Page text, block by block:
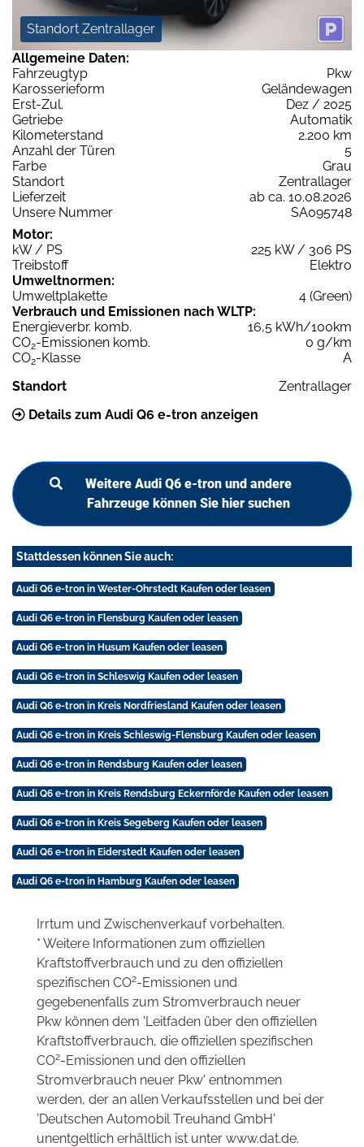
Standort Zentrallager
Allgemeine Daten:
Fahrzeugtyp
Pkw
Karosserieform
Geländewagen
Erst-Zul.
Dez / 2025
Getriebe
Automatik
Kilometerstand
2.200 km
Anzahl der Türen
5
Farbe
Grau
Standort
Zentrallager
Lieferzeit
ab ca. 10.08.2026
Unsere Nummer
SA095748
Motor:
kW / PS
225 kW / 306 PS
Treibstoff
Elektro
Umweltnormen:
Umweltplakette
4 (Green)
Verbrauch und Emissionen nach WLTP:
Energieverbr. komb.
16,5 kWh/100km
CO2-Emissionen komb.
0 g/km
CO2-Klasse
A
Standort
Zentrallager
Details zum Audi Q6 e-tron anzeigen
Weitere Audi Q6 e-tron und andere
Fahrzeuge können Sie hier suchen
Stattdessen können Sie auch:
Audi Q6 e-tron in Wester-Ohrstedt Kaufen oder leasen
Audi Q6 e-tron in Flensburg Kaufen oder leasen
Audi Q6 e-tron in Husum Kaufen oder leasen
Audi Q6 e-tron in Schleswig Kaufen oder leasen
Audi Q6 e-tron in Kreis Nordfriesland Kaufen oder leasen
Audi Q6 e-tron in Kreis Schleswig-Flensburg Kaufen oder leasen
Audi Q6 e-tron in Rendsburg Kaufen oder leasen
Audi Q6 e-tron in Kreis Rendsburg Eckernförde Kaufen oder leasen
Audi Q6 e-tron in Kreis Segeberg Kaufen oder leasen
Audi Q6 e-tron in Eiderstedt Kaufen oder leasen
Audi Q6 e-tron in Hamburg Kaufen oder leasen
Irrtum und Zwischenverkauf vorbehalten.
* Weitere Informationen zum offiziellen
Kraftstoffverbrauch und zu den offiziellen
spezifischen CO2-Emissionen und
gegebenenfalls zum Stromverbrauch neuer
Pkw können dem 'Leitfaden über den offiziellen
Kraftstoffverbrauch, die offiziellen spezifischen
CO2-Emissionen und den offiziellen
Stromverbrauch neuer Pkw' entnommen
werden, der an allen Verkaufsstellen und bei der
'Deutschen Automobil Treuhand GmbH'
unentgeltlich erhältlich ist unter www.dat.de.